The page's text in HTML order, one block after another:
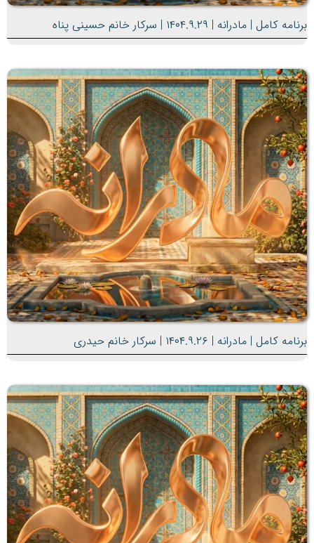
برنامه کامل | مادرانه | ۱۴۰۴.۹.۲۹ | سرکار خانم حسینی پناه
برنامه کامل | مادرانه | ۱۴۰۴.۹.۲۶ | سرکار خانم حیدری